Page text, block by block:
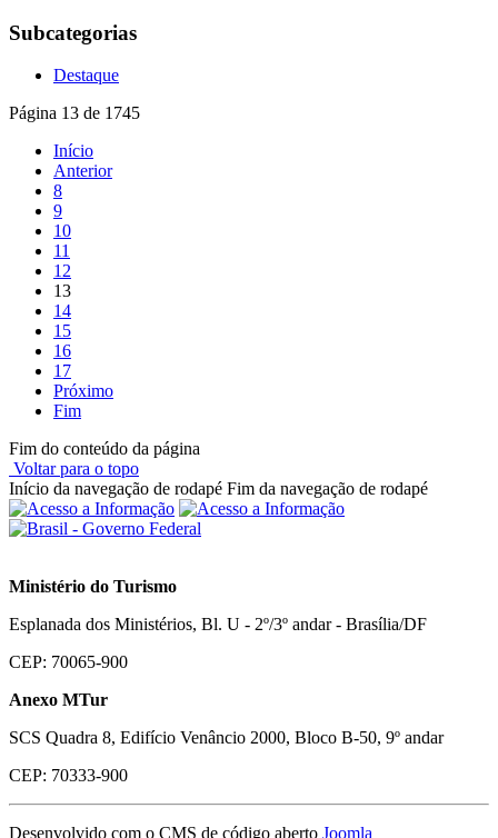
Subcategorias
Destaque
Página 13 de 1745
Início
Anterior
8
9
10
11
12
13
14
15
16
17
Próximo
Fim
Fim do conteúdo da página
Voltar para o topo
Início da navegação de rodapé Fim da navegação de rodapé
Ministério do Turismo
Esplanada dos Ministérios, Bl. U - 2º/3º andar - Brasília/DF
CEP: 70065-900
Anexo MTur
SCS Quadra 8, Edifício Venâncio 2000, Bloco B-50, 9º andar
CEP: 70333-900
Desenvolvido com o CMS de código aberto Joomla